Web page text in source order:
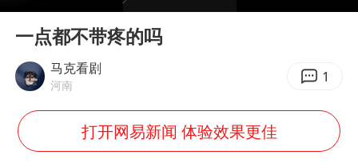
多地要求领导干部带头休假
关之琳否认与27岁模特的恋情
Play
一点都不带疼的吗
马克看剧
河南 1
打开网易新闻 体验效果更佳